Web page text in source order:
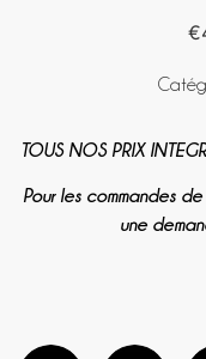
€
TOUS NOS PRIX
Pour les commandes
une